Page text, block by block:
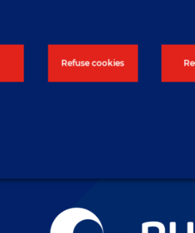
klicken Sie
Refuse cookies